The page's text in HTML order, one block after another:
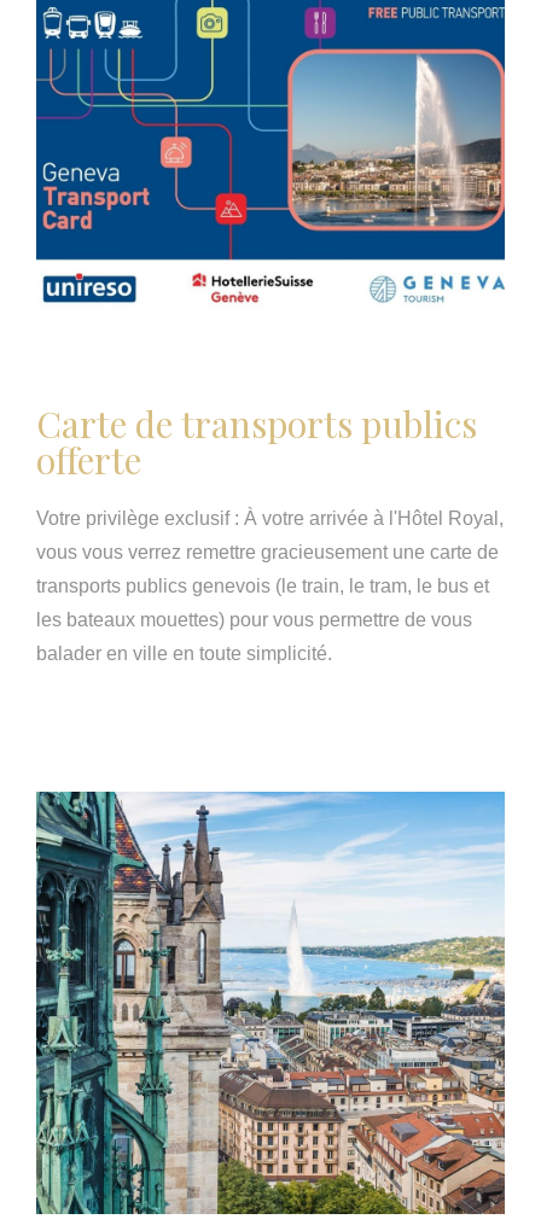
Carte de transports publics
offerte
Votre privilège exclusif : À votre arrivée à l'Hôtel Royal,
vous vous verrez remettre gracieusement une carte de
transports publics genevois (le train, le tram, le bus et
les bateaux mouettes) pour vous permettre de vous
balader en ville en toute simplicité.